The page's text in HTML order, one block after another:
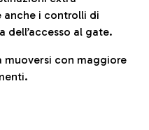
anche i controlli di
dell’accesso al gate.
muoversi con maggiore